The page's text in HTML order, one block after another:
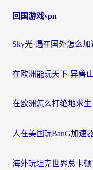
回国游戏vpn